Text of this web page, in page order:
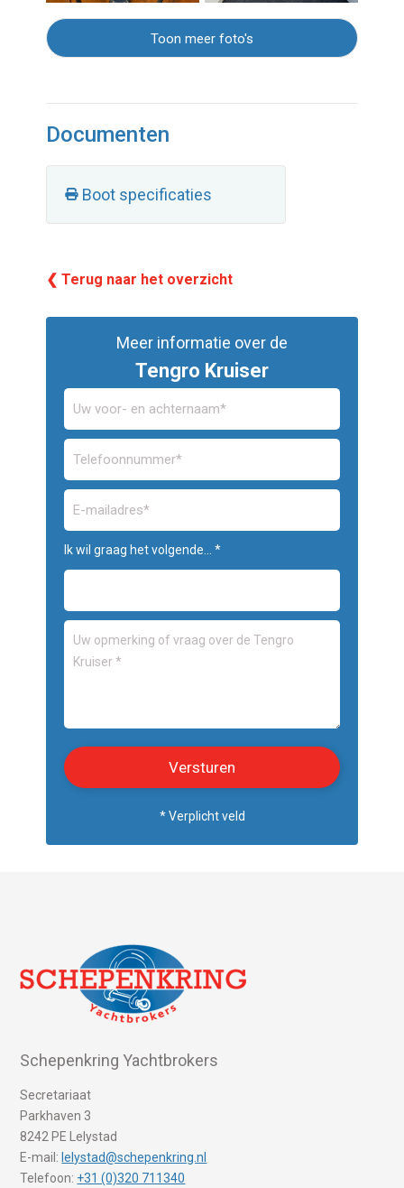
Toon meer foto's
Documenten
Boot specificaties
❮ Terug naar het overzicht
Meer informatie over de
Tengro Kruiser
Ik wil graag het volgende... *
* Verplicht veld
Schepenkring Yachtbrokers
Secretariaat
Parkhaven 3
8242 PE Lelystad
E-mail: lelystad@schepenkring.nl
Telefoon: +31 (0)320 711340